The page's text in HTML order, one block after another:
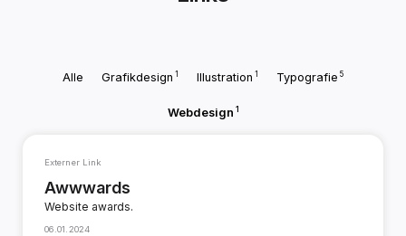
Alle Grafikdesign 1 Illustration 1 Typografie 5
Webdesign 1
Externer Link
Awwwards
Website awards.
06.01.2024